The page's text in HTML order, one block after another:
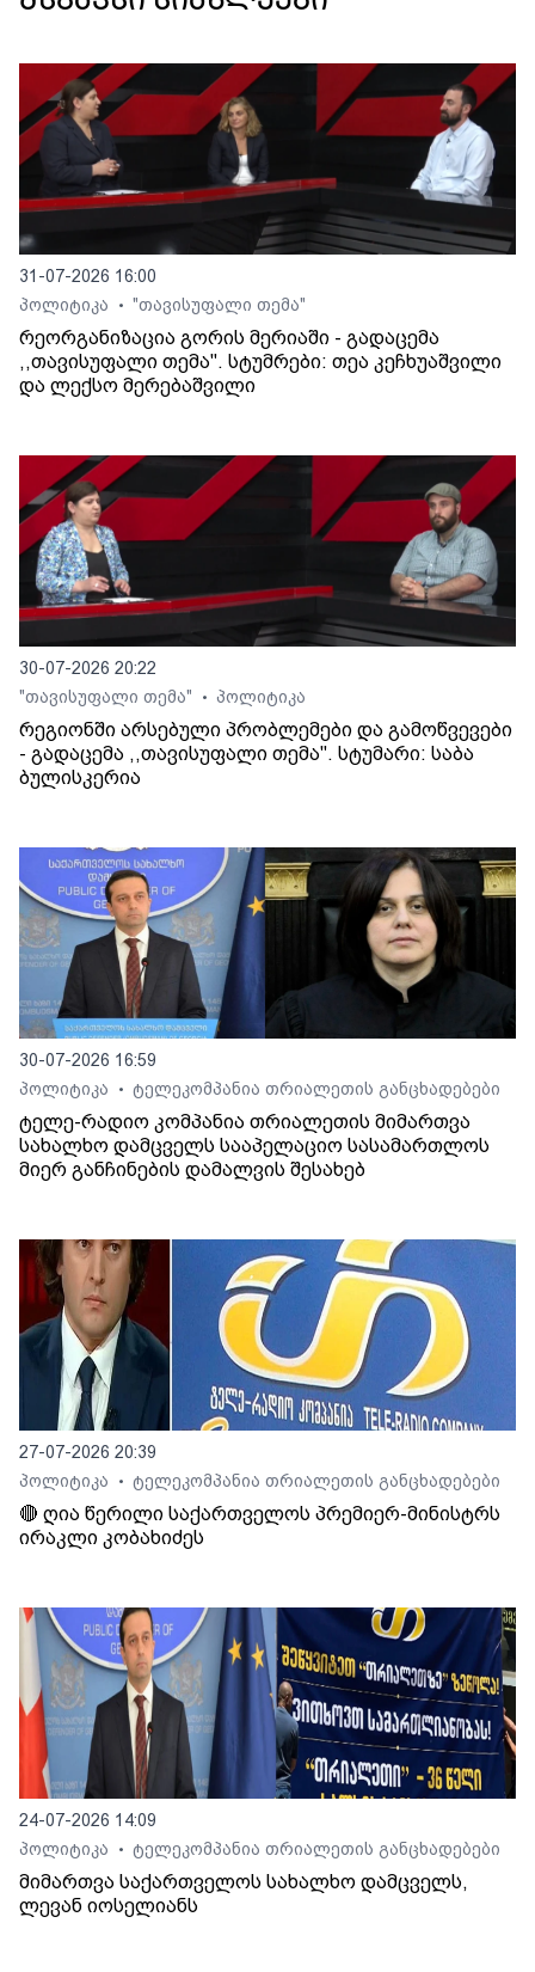
31-07-2026 16:00
პოლიტიკა
• "თავისუფალი თემა"
რეორგანიზაცია გორის მერიაში - გადაცემა
,,თავისუფალი თემა". სტუმრები: თეა კეჩხუაშვილი
და ლექსო მერებაშვილი
30-07-2026 20:22
"თავისუფალი თემა"
• პოლიტიკა
რეგიონში არსებული პრობლემები და გამოწვევები
- გადაცემა ,,თავისუფალი თემა". სტუმარი: საბა
ბულისკერია
30-07-2026 16:59
პოლიტიკა
• ტელეკომპანია თრიალეთის განცხადებები
ტელე-რადიო კომპანია თრიალეთის მიმართვა
სახალხო დამცველს სააპელაციო სასამართლოს
მიერ განჩინების დამალვის შესახებ
27-07-2026 20:39
პოლიტიკა
• ტელეკომპანია თრიალეთის განცხადებები
🔴 ღია წერილი საქართველოს პრემიერ-მინისტრს
ირაკლი კობახიძეს
24-07-2026 14:09
პოლიტიკა
• ტელეკომპანია თრიალეთის განცხადებები
მიმართვა საქართველოს სახალხო დამცველს,
ლევან იოსელიანს